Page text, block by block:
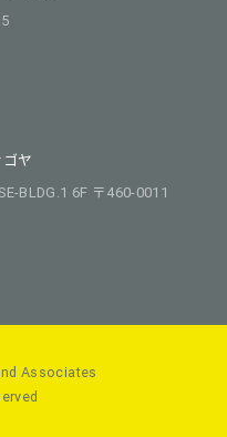
ヤ
BLDG.1 6F 〒460-0011
Associates